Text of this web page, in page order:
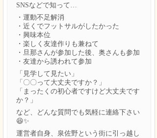
SNSなどで知って…
・運動不足解消
・近くでフットサルがしたかった
・興味本位
・楽しく友達作りも兼ねて
・旦那さんが参加した後、奥さんも参加
・友達から誘われて参加
「見学して見たい」
「〇〇って大丈夫ですか？」
「まったくの初心者ですけど大丈夫です
か？」
など、どんな質問でも気軽に連絡下さい
😆✨
運営者自身、泉佐野という街に引っ越し